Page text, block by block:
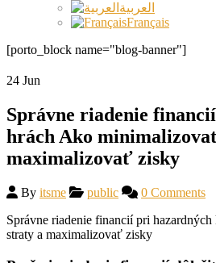
العربية
Français
[porto_block name="blog-banner"]
24 Jun
Správne riadenie
hrách Ako
maximalizovať zisky
By itsme public
0 Comments
Správne riadenie financií pri
straty a maximalizovať zisky